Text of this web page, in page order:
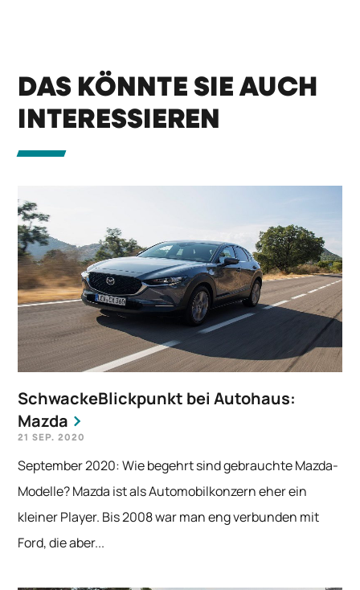
DAS KÖNNTE SIE AUCH
INTERESSIEREN
SchwackeBlickpunkt bei Autohaus:
Mazda
21 SEP. 2020
September 2020: Wie begehrt sind gebrauchte Mazda-
Modelle? Mazda ist als Automobilkonzern eher ein
kleiner Player. Bis 2008 war man eng verbunden mit
Ford, die aber...